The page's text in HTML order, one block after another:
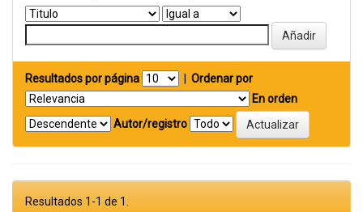
Resultados por página
Ordenar por
En orden
Autor/registro
Resultados 1-1 de 1.